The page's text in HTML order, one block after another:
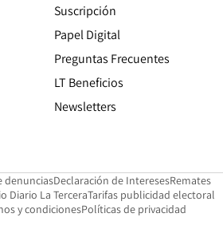
window
in new window
Suscripción
Papel DigitalOpens in new
Preguntas Frecuentes
LT Beneficios
Newsletters
denunciasOpens in new window
Declaración de InteresesOpens in
Remates
new window
Diario La TerceraOpens in new window
Tarifas publicidad electoral
in new window
y condicionesPolíticas de privacidad